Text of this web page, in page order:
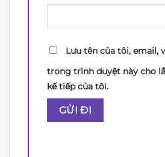
Lưu tên của tôi, email,
trong trình duyệt này cho
kế tiếp của tôi.